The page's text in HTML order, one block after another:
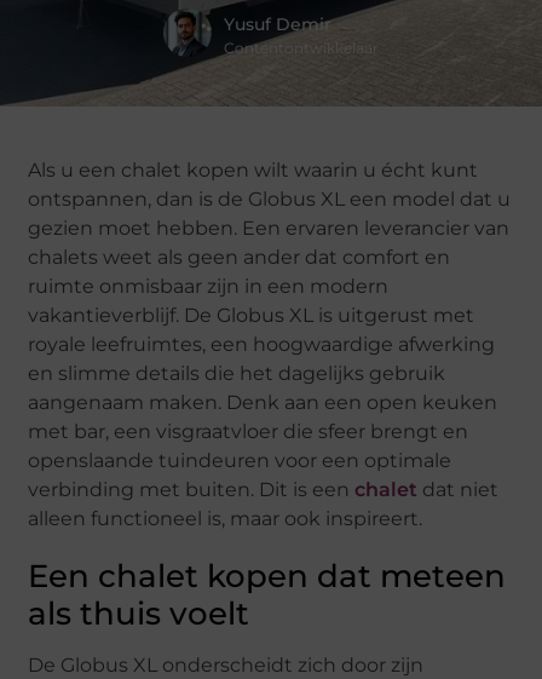
Yusuf Demir
Contentontwikkelaar
Als u een chalet kopen wilt waarin u écht kunt
ontspannen, dan is de Globus XL een model dat u
gezien moet hebben. Een ervaren leverancier van
chalets weet als geen ander dat comfort en
ruimte onmisbaar zijn in een modern
vakantieverblijf. De Globus XL is uitgerust met
royale leefruimtes, een hoogwaardige afwerking
en slimme details die het dagelijks gebruik
aangenaam maken. Denk aan een open keuken
met bar, een visgraatvloer die sfeer brengt en
openslaande tuindeuren voor een optimale
verbinding met buiten. Dit is eenchalet dat niet
alleen functioneel is, maar ook inspireert.
Een chalet kopen dat meteen
als thuis voelt
De Globus XL onderscheidt zich door zijn